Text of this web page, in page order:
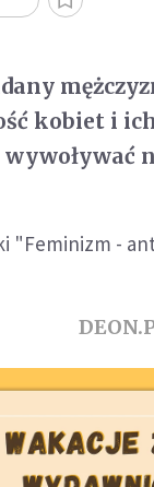
kobiet i
"Feminizm -